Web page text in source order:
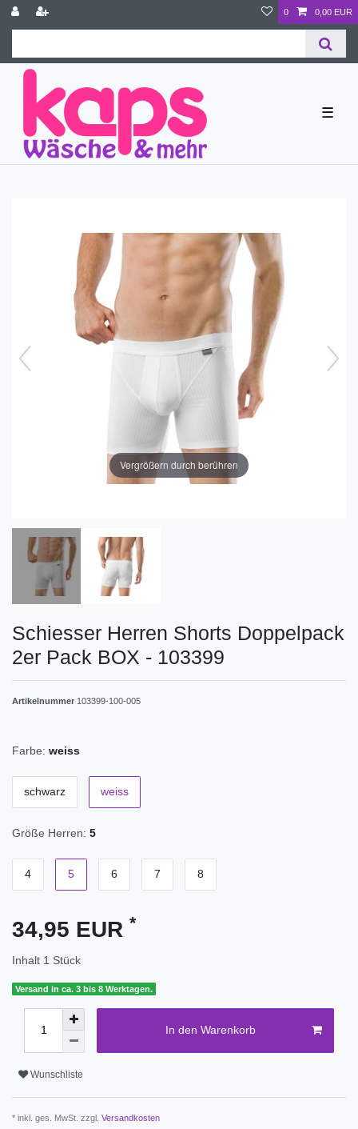
0 0,00 EUR
☰
Vergrößern durch berühren
Schiesser Herren Shorts Doppelpack
2er Pack BOX - 103399
Artikelnummer 103399-100-005
Farbe: weiss
schwarz weiss
Größe Herren: 5
4 5 6 7 8
34,95 EUR *
Inhalt 1 Stück
Versand in ca. 3 bis 8 Werktagen.
In den Warenkorb
Wunschliste
* inkl. ges. MwSt. zzgl. Versandkosten